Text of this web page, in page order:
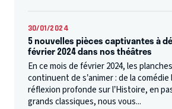
30/01/2024
5 nouvelles pièces captivantes à
février 2024 dans nos théâtres
En ce mois de février 2024, les
continuent de s’animer : de la comédie
réflexion profonde sur l’Histoire, en
grands classiques, nous vous...